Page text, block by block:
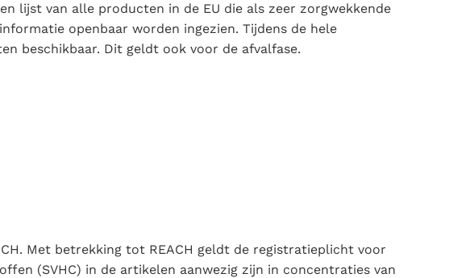
lijst van alle producten in de EU die als zeer zorgwekkende
openbaar worden ingezien. Tijdens de hele
beschikbaar. Dit geldt ook voor de afvalfase.
Met betrekking tot REACH geldt de registratieplicht voor
(SVHC) in de artikelen aanwezig zijn in concentraties van